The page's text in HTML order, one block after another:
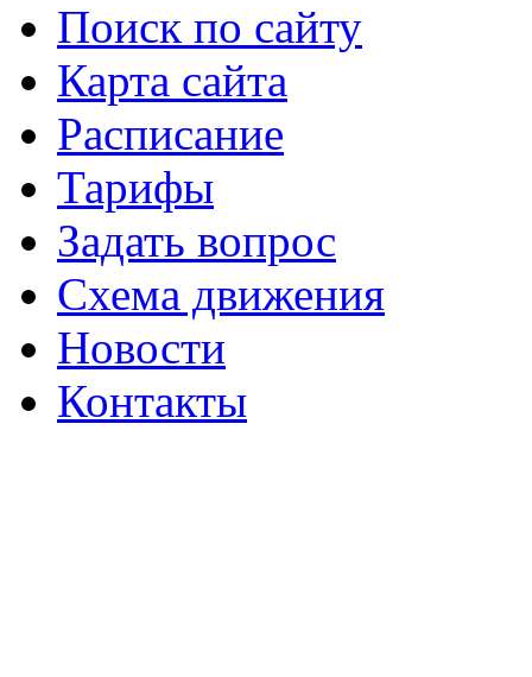
Поиск по сайту
Карта сайта
Расписание
Тарифы
Задать вопрос
Схема движения
Новости
Контакты